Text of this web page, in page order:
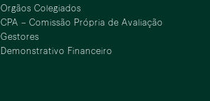
Orgãos Colegiados
CPA – Comissão Própria de Avaliação
Gestores
Demonstrativo Financeiro